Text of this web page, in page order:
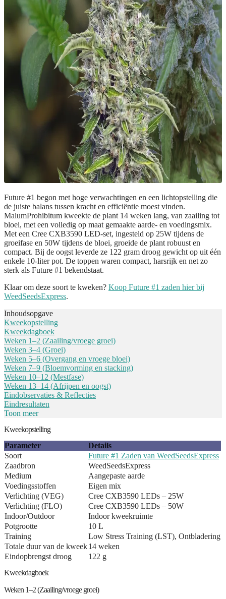
Future #1 begon met hoge verwachtingen en een lichtopstelling die
de juiste balans tussen kracht en efficiëntie moest vinden.
MalumProhibitum kweekte de plant 14 weken lang, van zaailing tot
bloei, met een volledig op maat gemaakte aarde- en voedingsmix.
Met een Cree CXB3590 LED-set, ingesteld op 25W tijdens de
groeifase en 50W tijdens de bloei, groeide de plant robuust en
compact. Bij de oogst leverde ze 122 gram droog gewicht op uit één
enkele 10-liter pot. De toppen waren compact, harsrijk en net zo
sterk als Future #1 bekendstaat.
Klaar om deze soort te kweken? Koop Future #1 zaden hier bij
WeedSeedsExpress.
Inhoudsopgave
Kweekopstelling
Kweekdagboek
Weken 1–2 (Zaailing/vroege groei)
Weken 3–4 (Groei)
Weken 5–6 (Overgang en vroege bloei)
Weken 7–9 (Bloemvorming en stacking)
Weken 10–12 (Mestfase)
Weken 13–14 (Afrijpen en oogst)
Eindobservaties & Reflecties
Eindresultaten
Toon meer
Kweekopstelling
Parameter
Details
Soort
Future #1 Zaden van WeedSeedsExpress
Zaadbron
WeedSeedsExpress
Medium
Aangepaste aarde
Voedingsstoffen
Eigen mix
Verlichting (VEG)
Cree CXB3590 LEDs – 25W
Verlichting (FLO)
Cree CXB3590 LEDs – 50W
Indoor/Outdoor
Indoor kweekruimte
Potgrootte
10 L
Training
Low Stress Training (LST), Ontbladering
Totale duur van de kweek14 weken
Eindopbrengst droog
122 g
Kweekdagboek
Weken 1–2 (Zaailing/vroege groei)